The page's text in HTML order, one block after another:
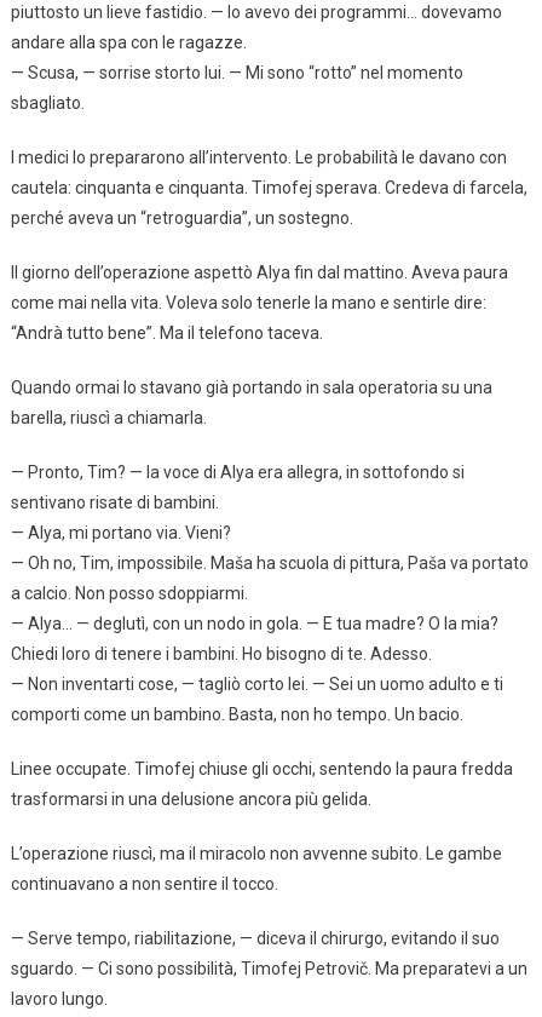
piuttosto un lieve fastidio. — Io avevo dei programmi… dovevamo
andare alla spa con le ragazze.
— Scusa, — sorrise storto lui. — Mi sono “rotto” nel momento
sbagliato.
I medici lo prepararono all’intervento. Le probabilità le davano con
cautela: cinquanta e cinquanta. Timofej sperava. Credeva di farcela,
perché aveva un “retroguardia”, un sostegno.
Il giorno dell’operazione aspettò Alya fin dal mattino. Aveva paura
come mai nella vita. Voleva solo tenerle la mano e sentirle dire:
“Andrà tutto bene”. Ma il telefono taceva.
Quando ormai lo stavano già portando in sala operatoria su una
barella, riuscì a chiamarla.
— Pronto, Tim? — la voce di Alya era allegra, in sottofondo si
sentivano risate di bambini.
— Alya, mi portano via. Vieni?
— Oh no, Tim, impossibile. Maša ha scuola di pittura, Paša va portato
a calcio. Non posso sdoppiarmi.
— Alya… — deglutì, con un nodo in gola. — E tua madre? O la mia?
Chiedi loro di tenere i bambini. Ho bisogno di te. Adesso.
— Non inventarti cose, — tagliò corto lei. — Sei un uomo adulto e ti
comporti come un bambino. Basta, non ho tempo. Un bacio.
Linee occupate. Timofej chiuse gli occhi, sentendo la paura fredda
trasformarsi in una delusione ancora più gelida.
L’operazione riuscì, ma il miracolo non avvenne subito. Le gambe
continuavano a non sentire il tocco.
— Serve tempo, riabilitazione, — diceva il chirurgo, evitando il suo
sguardo. — Ci sono possibilità, Timofej Petrovič. Ma preparatevi a un
lavoro lungo.